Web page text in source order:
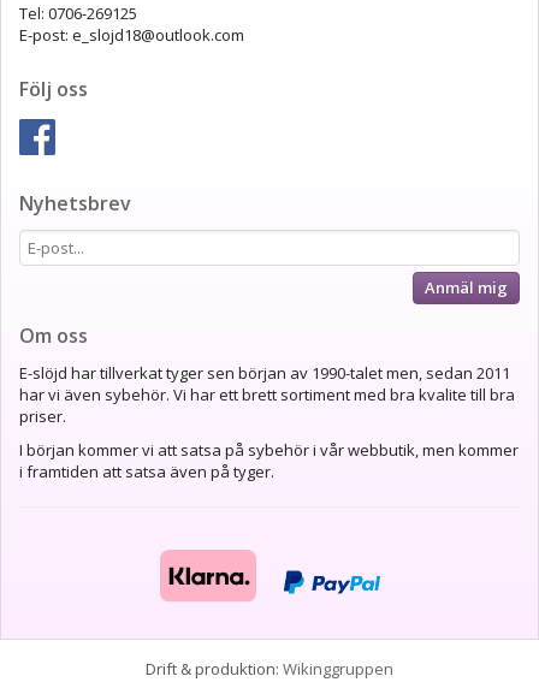
Tel: 0706-269125
E-post: e_slojd18@outlook.com
Följ oss
Nyhetsbrev
Anmäl mig
Om oss
E-slöjd har tillverkat tyger sen början av 1990-talet men, sedan 2011
har vi även sybehör. Vi har ett brett sortiment med bra kvalite till bra
priser.
I början kommer vi att satsa på sybehör i vår webbutik, men kommer
i framtiden att satsa även på tyger.
Drift & produktion: Wikinggruppen